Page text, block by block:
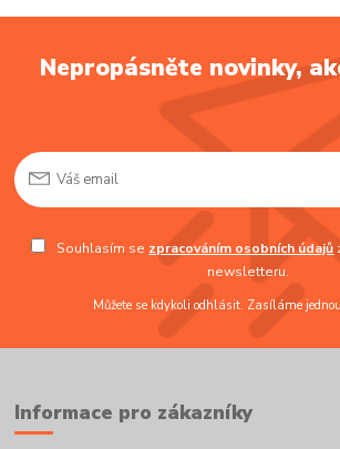
Nepropásněte novinky,
Souhlasím se zpracováním osobních údajů
newsletteru.
Můžete se kdykoli odhlásit. Zasíláme
Informace pro zákazníky